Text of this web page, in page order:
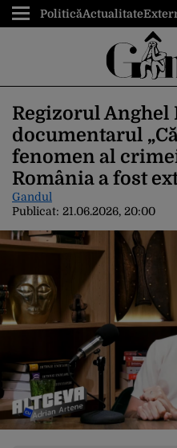
PoliticăActualitate
Regizorul Anghel
documentarul
fenomen al
România a fost
Gandul
Publicat: 21.06.2026, 20:00